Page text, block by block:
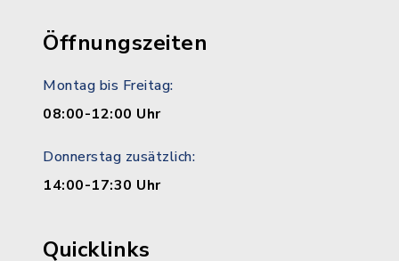
Öffnungszeiten
Montag bis Freitag:
08:00-12:00 Uhr
Donnerstag zusätzlich:
14:00-17:30 Uhr
Quicklinks